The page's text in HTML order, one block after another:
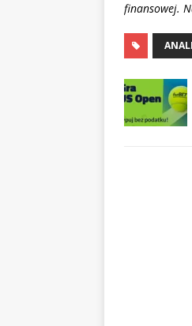
finansowej.